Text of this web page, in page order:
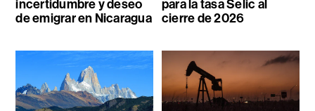
incertidumbre y deseo
de emigrar en Nicaragua
para la tasa Selic al
cierre de 2026